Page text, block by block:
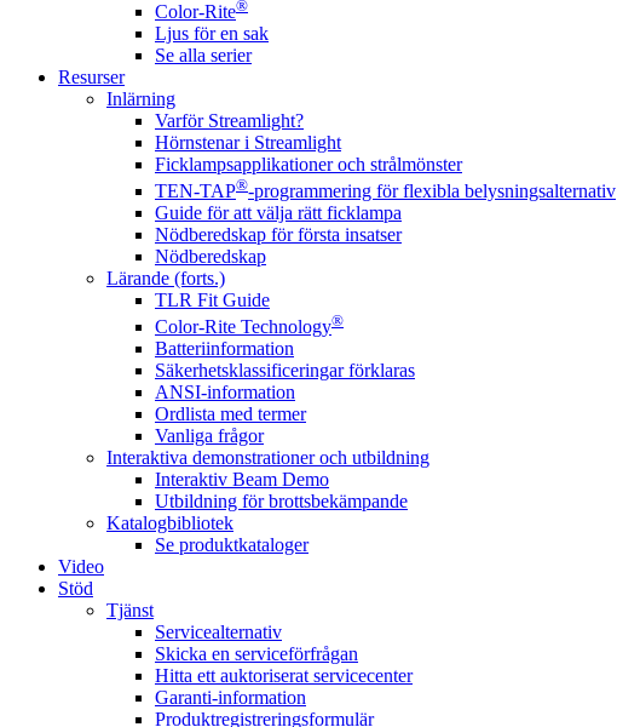
Color-Rite®
Ljus för en sak
Se alla serier
Resurser
Inlärning
Varför Streamlight?
Hörnstenar i Streamlight
Ficklampsapplikationer och strålmönster
TEN-TAP®-programmering för flexibla belysningsalternativ
Guide för att välja rätt ficklampa
Nödberedskap för första insatser
Nödberedskap
Lärande (forts.)
TLR Fit Guide
Color-Rite Technology®
Batteriinformation
Säkerhetsklassificeringar förklaras
ANSI-information
Ordlista med termer
Vanliga frågor
Interaktiva demonstrationer och utbildning
Interaktiv Beam Demo
Utbildning för brottsbekämpande
Katalogbibliotek
Se produktkataloger
Video
Stöd
Tjänst
Servicealternativ
Skicka en serviceförfrågan
Hitta ett auktoriserat servicecenter
Garanti-information
Produktregistreringsformulär